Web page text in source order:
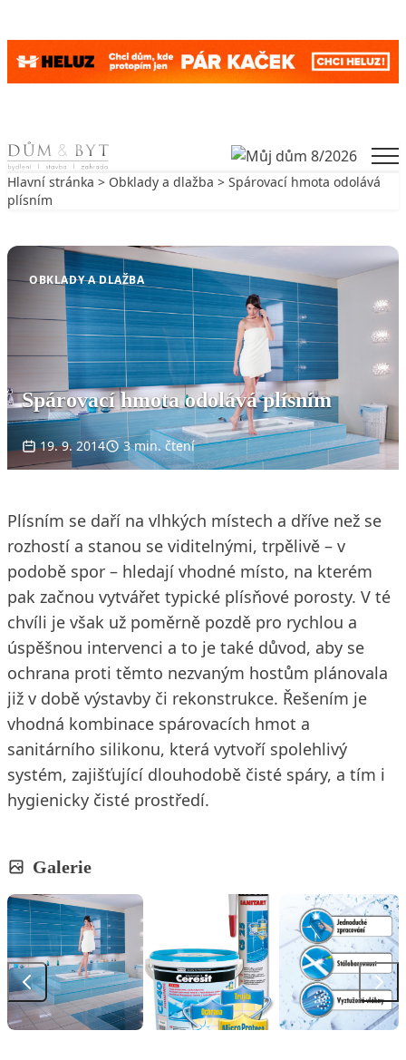
Skip to content
Hlavní stránka > Obklady a dlažba > Spárovací hmota odolává
plísním
OBKLADY A DLAŽBA
Spárovací hmota odolává plísním
19. 9. 2014 3 min. čtení
Plísním se daří na vlhkých místech a dříve než se
rozhostí a stanou se viditelnými, trpělivě – v
podobě spor – hledají vhodné místo, na kterém
pak začnou vytvářet typické plísňové porosty. V té
chvíli je však už poměrně pozdě pro rychlou a
úspěšnou intervenci a to je také důvod, aby se
ochrana proti těmto nezvaným hostům plánovala
již v době výstavby či rekonstrukce. Řešením je
vhodná kombinace spárovacích hmot a
sanitárního silikonu, která vytvoří spolehlivý
systém, zajišťující dlouhodobě čisté spáry, a tím i
hygienicky čisté prostředí.
Galerie